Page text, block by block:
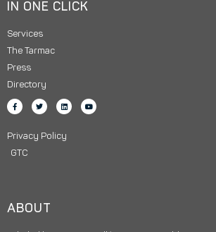
IN ONE CLICK
Services
The Tarmac
Press
Directory
Privacy Policy
GTC
ABOUT